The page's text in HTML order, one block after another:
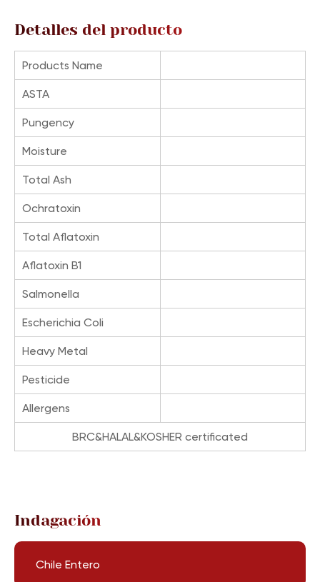
Detalles del producto
Products Name
ASTA
Pungency
Moisture
Total Ash
Ochratoxin
Total Aflatoxin
Aflatoxin B1
Salmonella
Escherichia Coli
Heavy Metal
Pesticide
Allergens
BRC&HALAL&KOSHER certificated
Indagación
Chile Entero